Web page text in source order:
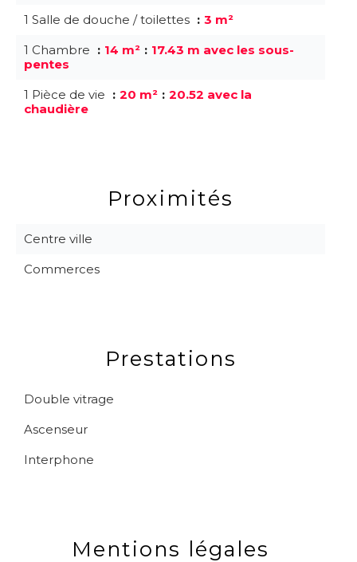
1 Salle de douche / toilettes
3 m²
1 Chambre
14 m²
17.43 m avec les sous-
pentes
1 Pièce de vie
20 m²
20.52 avec la
chaudière
Proximités
Centre ville
Commerces
Prestations
Double vitrage
Ascenseur
Interphone
Mentions légales